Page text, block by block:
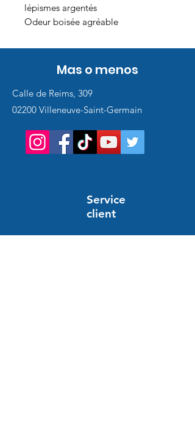
lépismes argentés
Odeur boisée agréable
Mas o menos
Calle de Reims, 309
02200 Villeneuve-Saint-Germain
Service
client